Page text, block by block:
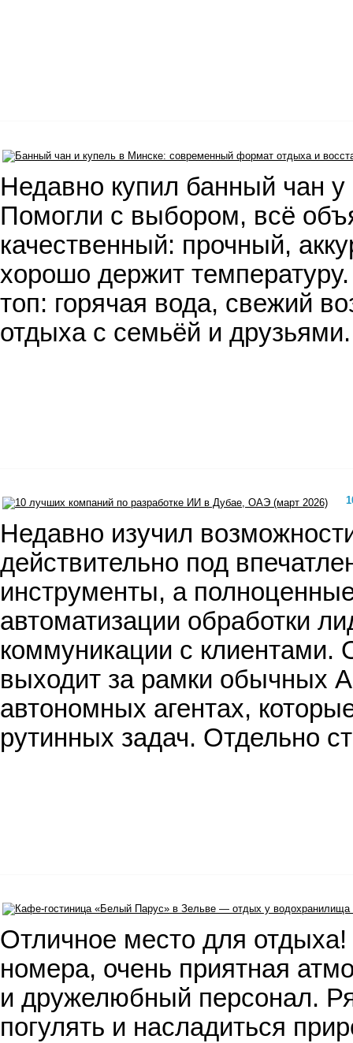
Недавно купил банный чан
Помогли с выбором, всё
качественный: прочный,
хорошо держит
топ: горячая вода, свежий
отдыха с семьёй и
Недавно изучил
действительно под
инструменты, а
автоматизации обработки
коммуникации с клиентами.
выходит за рамки обычных
автономных агентах,
рутинных задач. Отдельно
Отличное место для
номера, очень приятная
и дружелюбный персонал.
погулять и насладиться